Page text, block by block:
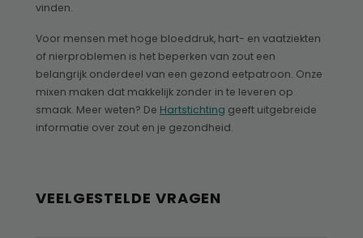
vinden.
Voor mensen met hoge bloeddruk, hart- en vaatziekten
of nierproblemen is het beperken van zout een
belangrijk onderdeel van een gezond eetpatroon. Onze
mixen maken dat makkelijk zonder in te leveren op
smaak. Meer weten? De Hartstichting geeft uitgebreide
informatie over zout en je gezondheid.
VEELGESTELDE VRAGEN